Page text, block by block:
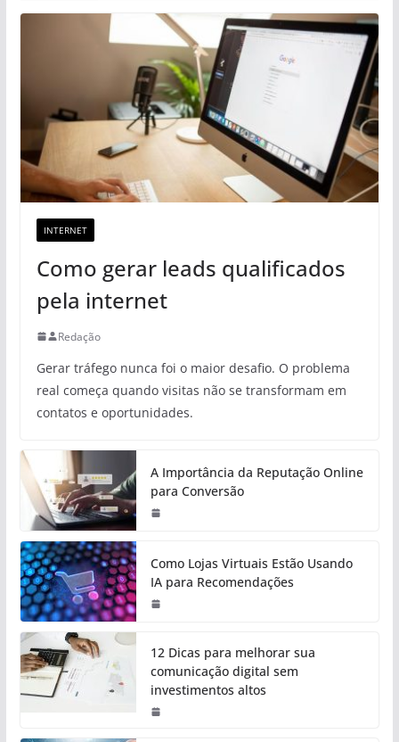
INTERNET
Como gerar leads qualificados
pela internet
Redação
Gerar tráfego nunca foi o maior desafio. O problema
real começa quando visitas não se transformam em
contatos e oportunidades.
A Importância da Reputação Online
para Conversão
Como Lojas Virtuais Estão Usando
IA para Recomendações
12 Dicas para melhorar sua
comunicação digital sem
investimentos altos